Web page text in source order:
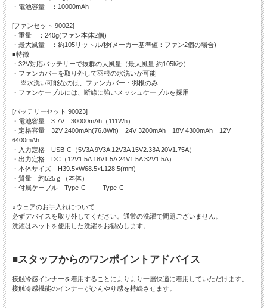
・電池容量 ：10000mAh
[ファンセット 90022]
・重量 ：240g(ファン本体2個)
・最大風量 ：約105リットル/秒(メーカー基準値：ファン2個の場合)
■特徴
・32V対応バッテリーで抜群の大風量（最大風量 約105l/秒）
・ファンカバーを取り外して羽根の水洗いが可能
※水洗い可能なのは、ファンカバー・羽根のみ
・ファンケーブルには、断線に強いメッシュケーブルを採用
[バッテリーセット 90023]
・電池容量 3.7V 30000mAh（111Wh）
・定格容量 32V 2400mAh(76.8Wh) 24V 3200mAh 18V 4300mAh 12V
6400mAh
・入力定格 USB-C（5V3A 9V3A 12V3A 15V2.33A 20V1.75A）
・出力定格 DC（12V1.5A 18V1.5A 24V1.5A 32V1.5A）
・本体サイズ H39.5×W68.5×L128.5(mm)
・質量 約525ｇ（本体）
・付属ケーブル Type-C – Type-C
○ウェアのお手入れについて
必ずデバイスを取り外してください。通常の洗濯で問題ございません。
洗濯はネットを使用した洗濯をお勧めします。
■スタッフからのワンポイントアドバイス
接触冷感インナーを着用することによりより一層快適に着用していただけます。
接触冷感機能のインナーがひんやり感を持続させます。